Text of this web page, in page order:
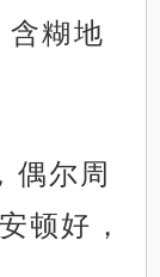
含糊地
偶尔周
顿好，